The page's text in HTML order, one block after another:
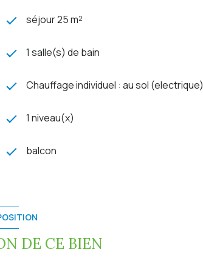
séjour 25 m²
1 salle(s) de bain
Chauffage individuel : au sol (electrique)
1 niveau(x)
balcon
DE CE BIEN